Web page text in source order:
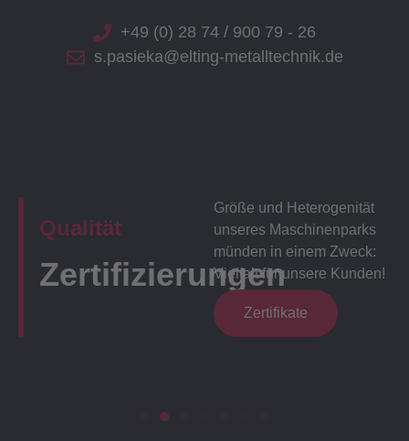
+49 (0) 28 74 / 900 79 - 26
s.pasieka@elting-metalltechnik.de
Qualität
Zertifizierungen
Größe und Heterogenität
unseres Maschinenparks
münden in einem Zweck:
Vielfalt für unsere Kunden!
Zertifikate